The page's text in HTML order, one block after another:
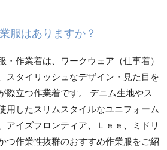
ーク
ズボン
シャツ
服はありますか？
・作業着は、ワークウェア（仕事着）
スタイリッシュなデザイン・見た目を
際立つ作業着です。 デニム生地やス
用したスリムスタイルなユニフォーム
アイズフロンティア、Ｌｅｅ、ミドリ
つ作業性抜群のおすすめ作業服をご紹